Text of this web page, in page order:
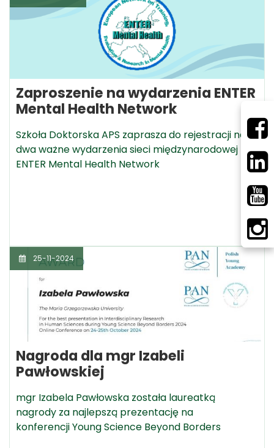
Zaproszenie na wydarzenia ENTER
Mental Health Network
Szkoła Doktorska APS zaprasza do rejestracji na
dwa ważne wydarzenia sieci międzynarodowej
ENTER Mental Health Network
25-11-2024
Nagroda dla mgr Izabeli
Pawłowskiej
mgr Izabela Pawłowska została laureatką
nagrody za najlepszą prezentację na
konferencji Young Science Beyond Borders